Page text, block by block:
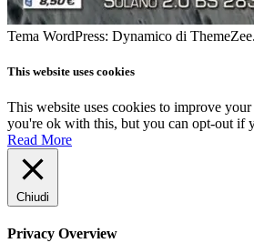
Tema WordPress: Dynamico di ThemeZee.
This website uses cookies
This website uses cookies to improve
you're ok with this, but you can opt-out if
Read More
Chiudi
Privacy Overview